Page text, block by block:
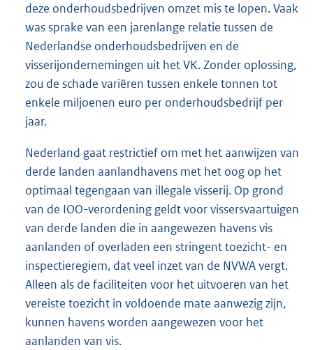
deze onderhoudsbedrijven omzet mis te lopen. Vaak
was sprake van een jarenlange relatie tussen de
Nederlandse onderhoudsbedrijven en de
visserijondernemingen uit het VK. Zonder oplossing,
zou de schade variëren tussen enkele tonnen tot
enkele miljoenen euro per onderhoudsbedrijf per
jaar.
Nederland gaat restrictief om met het aanwijzen van
derde landen aanlandhavens met het oog op het
optimaal tegengaan van illegale visserij. Op grond
van de IOO-verordening geldt voor vissersvaartuigen
van derde landen die in aangewezen havens vis
aanlanden of overladen een stringent toezicht- en
inspectieregiem, dat veel inzet van de NVWA vergt.
Alleen als de faciliteiten voor het uitvoeren van het
vereiste toezicht in voldoende mate aanwezig zijn,
kunnen havens worden aangewezen voor het
aanlanden van vis.